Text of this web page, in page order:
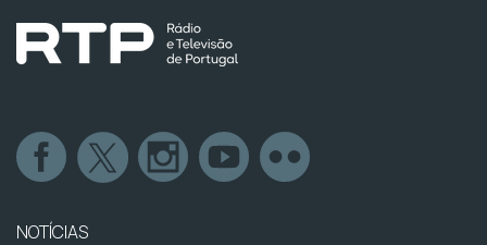
NOTÍCIAS